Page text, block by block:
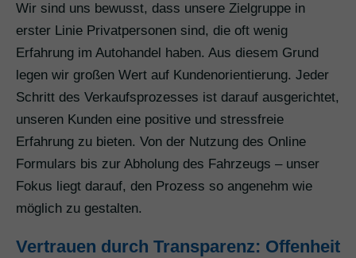
Wir sind uns bewusst, dass unsere Zielgruppe in
erster Linie Privatpersonen sind, die oft wenig
Erfahrung im Autohandel haben. Aus diesem Grund
legen wir großen Wert auf Kundenorientierung. Jeder
Schritt des Verkaufsprozesses ist darauf ausgerichtet,
unseren Kunden eine positive und stressfreie
Erfahrung zu bieten. Von der Nutzung des Online
Formulars bis zur Abholung des Fahrzeugs – unser
Fokus liegt darauf, den Prozess so angenehm wie
möglich zu gestalten.
Vertrauen durch Transparenz: Offenheit